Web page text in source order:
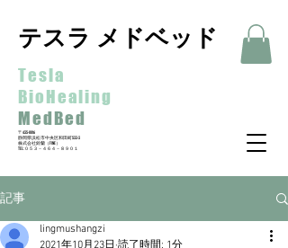
テスラ メドベッド
Tesla
BioHealing
MedBed
〒435-0016
静岡県浜松市中央区和田町533-3
​株式会社鈴蘭（FINE）
​TEL:０５３－４６４－８９０１
記事
lingmushangzi